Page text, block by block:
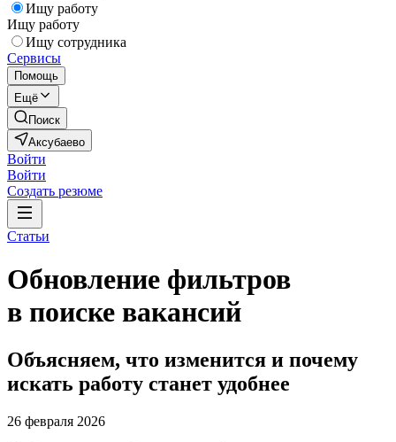
Ищу работу
Ищу работу
Ищу сотрудника
Сервисы
Помощь
Ещё
Поиск
Аксубаево
Войти
Войти
Создать резюме
Статьи
Обновление фильтров
в поиске вакансий
Объясняем, что изменится и почему
искать работу станет удобнее
26 февраля 2026